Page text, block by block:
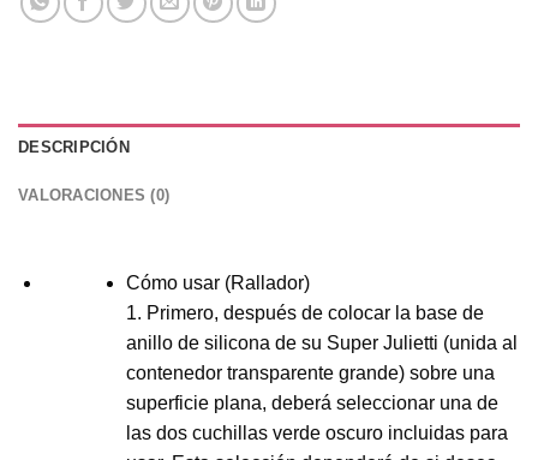
DESCRIPCIÓN
VALORACIONES (0)
Cómo usar (Rallador)
1. Primero, después de colocar la base de
anillo de silicona de su Super Julietti (unida al
contenedor transparente grande) sobre una
superficie plana, deberá seleccionar una de
las dos cuchillas verde oscuro incluidas para